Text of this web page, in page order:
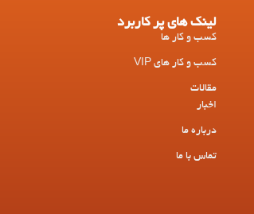
لینک های پر کاربرد
کسب و کار ها
کسب و کار های VIP
مقالات
اخبار
درباره ما
تماس با ما